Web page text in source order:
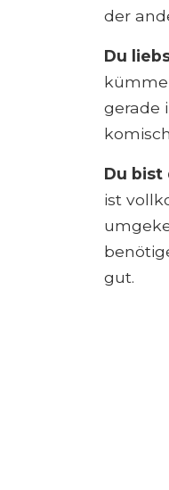
der
Du
gerade
Du bist
ist
gut.